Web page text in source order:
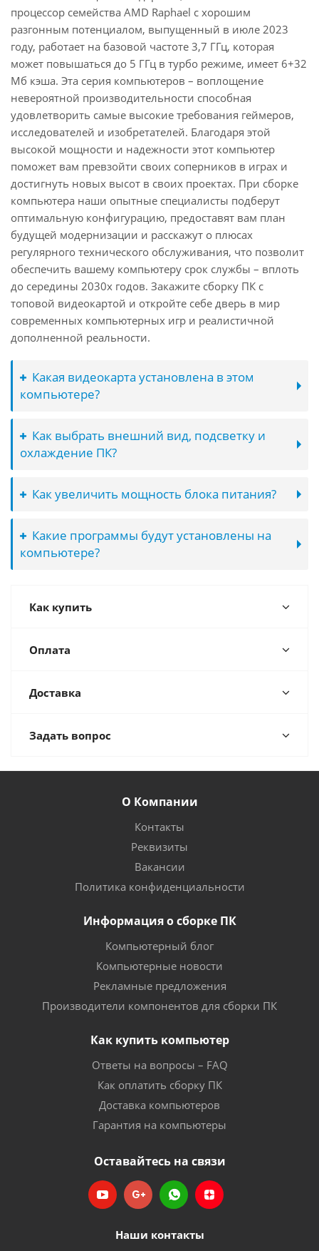
процессор семейства AMD Raphael с хорошим
разгонным потенциалом, выпущенный в июле 2023
году, работает на базовой частоте 3,7 ГГц, которая
может повышаться до 5 ГГц в турбо режиме, имеет 6+32
Мб кэша. Эта серия компьютеров – воплощение
невероятной производительности способная
удовлетворить самые высокие требования геймеров,
исследователей и изобретателей. Благодаря этой
высокой мощности и надежности этот компьютер
поможет вам превзойти своих соперников в играх и
достигнуть новых высот в своих проектах. При сборке
компьютера наши опытные специалисты подберут
оптимальную конфигурацию, предоставят вам план
будущей модернизации и расскажут о плюсах
регулярного технического обслуживания, что позволит
обеспечить вашему компьютеру срок службы – вплоть
до середины 2030х годов. Закажите сборку ПК с
топовой видеокартой и откройте себе дверь в мир
современных компьютерных игр и реалистичной
дополненной реальности.
Какая видеокарта установлена в этом
компьютере?
Как выбрать внешний вид, подсветку и
охлаждение ПК?
Как увеличить мощность блока питания?
Какие программы будут установлены на
компьютере?
Как купить
Оплата
Доставка
Задать вопрос
О Компании
Контакты
Реквизиты
Вакансии
Политика конфиденциальности
Информация о сборке ПК
Компьютерный блог
Компьютерные новости
Рекламные предложения
Производители компонентов для сборки ПК
Как купить компьютер
Ответы на вопросы – FAQ
Как оплатить сборку ПК
Доставка компьютеров
Гарантия на компьютеры
Оставайтесь на связи
Наши контакты